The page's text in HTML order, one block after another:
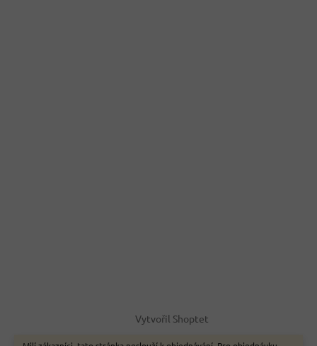
Vytvořil Shoptet